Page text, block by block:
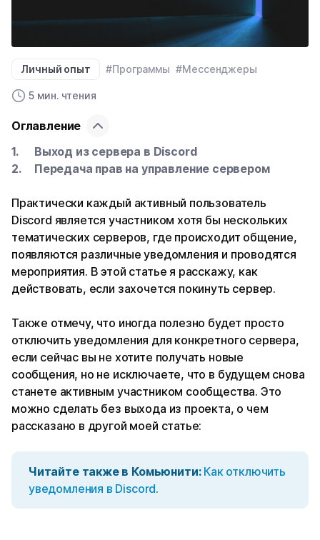
Личный опыт #Программы #Мессенджеры
5 мин. чтения
Оглавление
Выход из сервера в Discord
Передача прав на управление сервером
Практически каждый активный пользователь
Discord является участником хотя бы нескольких
тематических серверов, где происходит общение,
появляются различные уведомления и проводятся
мероприятия. В этой статье я расскажу, как
действовать, если захочется покинуть сервер.
Также отмечу, что иногда полезно будет просто
отключить уведомления для конкретного сервера,
если сейчас вы не хотите получать новые
сообщения, но не исключаете, что в будущем снова
станете активным участником сообщества. Это
можно сделать без выхода из проекта, о чем
рассказано в другой моей статье:
Читайте также в Комьюнити: Как отключить
уведомления в Discord.